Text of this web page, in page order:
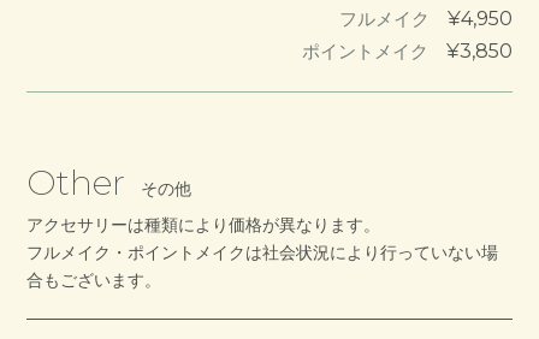
フルメイク ¥4,950
ポイントメイク ¥3,850
Other
その他
アクセサリーは種類により価格が異なります。
フルメイク・ポイントメイクは社会状況により行っていない場
合もございます。